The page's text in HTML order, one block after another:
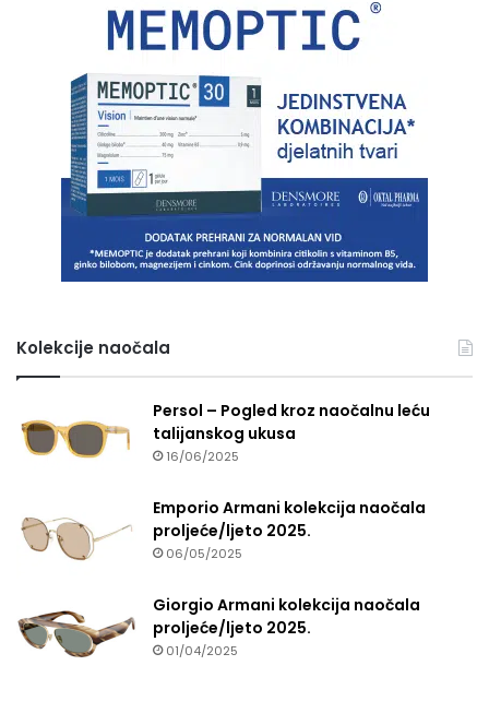
Kolekcije naočala
Persol – Pogled kroz naočalnu leću
talijanskog ukusa
16/06/2025
Emporio Armani kolekcija naočala
proljeće/ljeto 2025.
06/05/2025
Giorgio Armani kolekcija naočala
proljeće/ljeto 2025.
01/04/2025